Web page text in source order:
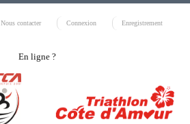
Nous contacter Connexion Enregistrement
En ligne ?